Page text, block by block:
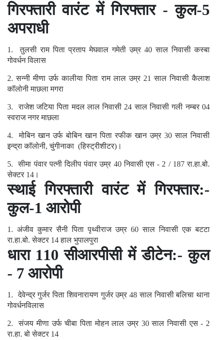
गिरफ्तारी वारंट में गिरफ्तार - कुल-5
अपराधी
1. तुलसी राम पिता प्रताप मेघवाल गमेती उम्र 40 साल निवासी कस्बा
गोवर्धन विलास
2. सन्नी मीणा उर्फ कालीया पिता राम लाल उम्र 21 साल निवासी कैलाश
कॉलोनी माछला मगरा
3. राजेश जटिया पिता मदल लाल निवासी 24 साल निवासी गली नम्बर 04
स्वराज नगर माछला
4. मोबिन खान उर्फ बोबिन खान पिता रफीक खान उम्र 30 साल निवासी
इन्द्रा कॉलोनी, चुंगीनाका (हिस्ट्रीशीटर)।
5. सीमा पंवार पत्नी दिलीप पंवार उम्र 40 निवासी एस - 2 / 187 रा.हा.बो.
सेक्टर 14।
स्थाई गिरफ्तारी वारंट में गिरफ्तार:-
कुल-1 आरोपी
1. अंजीव कुमार सैनी पिता पृथ्वीराज उम्र 60 साल निवासी एक बटटा
रा.हा.बो. सेक्टर 14 हाल भुपालपुरा
धारा 110 सीआरपीसी में डीटेन:- कुल
- 7 आरोपी
1. देवेन्द्र गुर्जर पिता शिवनारायण गुर्जर उम्र 48 साल निवासी बलिचा थाना
गोवर्धनविलास
2. संजय मीणा उर्फ चीबा पिता मोहन लाल उम्र 30 साल निवासी एस - 2
रा.हा. बो सेक्टर 14